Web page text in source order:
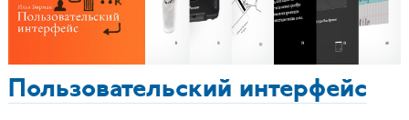
Пользовательский интерфейс